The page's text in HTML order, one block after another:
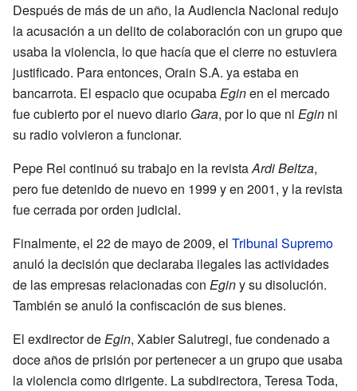
Después de más de un año, la Audiencia Nacional redujo
la acusación a un delito de colaboración con un grupo que
usaba la violencia, lo que hacía que el cierre no estuviera
justificado. Para entonces, Orain S.A. ya estaba en
bancarrota. El espacio que ocupabaEginen el mercado
fue cubierto por el nuevo diario Gara, por lo que ni Egin ni
su radio volvieron a funcionar.
Pepe Rei continuó su trabajo en la revistaArdi Beltza,
pero fue detenido de nuevo en 1999 y en 2001, y la revista
fue cerrada por orden judicial.
Finalmente, el 22 de mayo de 2009, el Tribunal Supremo
anuló la decisión que declaraba ilegales las actividades
de las empresas relacionadas con Eginy su disolución.
También se anuló la confiscación de sus bienes.
El exdirector deEgin, Xabier Salutregi, fue condenado a
doce años de prisión por pertenecer a un grupo que usaba
la violencia como dirigente. La subdirectora, Teresa Toda,